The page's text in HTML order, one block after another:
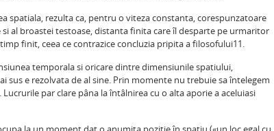
spatiala, rezulta ca, pentru o viteza constanta, corespunzatoare
al broastei testoase, distanta finita care îl desparte pe urmaritor
finit, ceea ce contrazice concluzia pripita a filosofului11.
temporala si oricare dintre dimensiunile spatiului,
e rezolvata de al sine. Prin momente nu trebuie sa întelegem
par clare pâna la întâlnirea cu o alta aporie a aceluiasi